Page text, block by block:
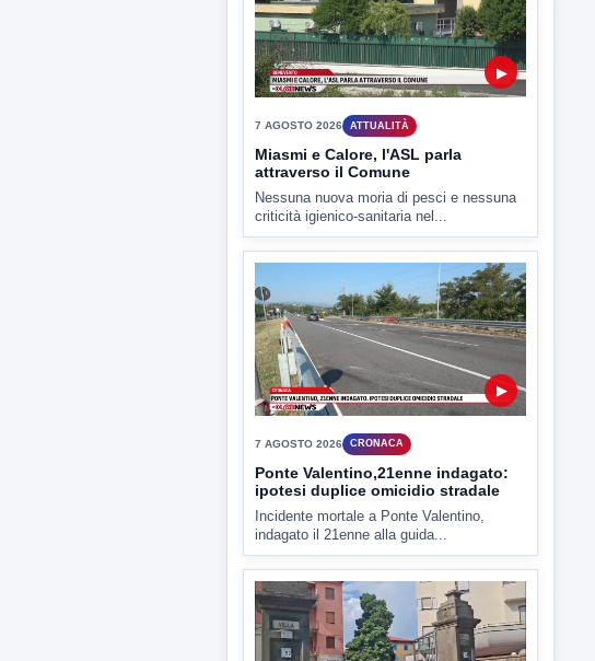
▶
7 AGOSTO 2026 ATTUALITÀ
Miasmi e Calore, l'ASL parla
attraverso il Comune
Nessuna nuova moria di pesci e nessuna
criticità igienico-sanitaria nel...
▶
7 AGOSTO 2026 CRONACA
Ponte Valentino,21enne indagato:
ipotesi duplice omicidio stradale
Incidente mortale a Ponte Valentino,
indagato il 21enne alla guida...